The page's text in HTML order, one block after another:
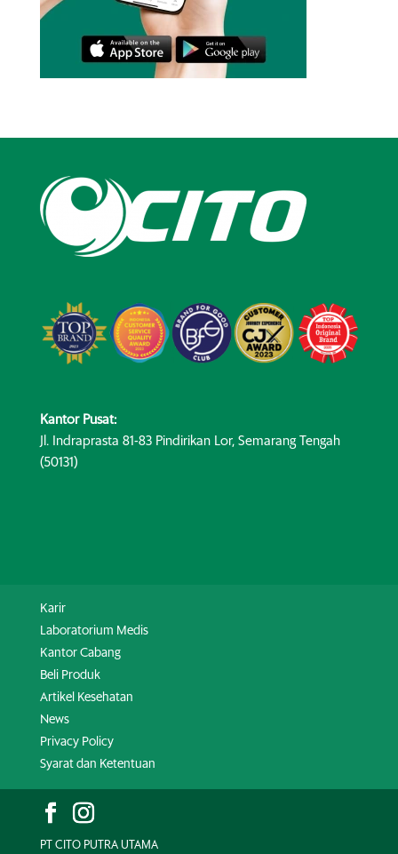
Kantor Pusat:
Jl. Indraprasta 81-83 Pindirikan Lor, Semarang Tengah
(50131)
Karir
Laboratorium Medis
Kantor Cabang
Beli Produk
Artikel Kesehatan
News
Privacy Policy
Syarat dan Ketentuan
PT CITO PUTRA UTAMA